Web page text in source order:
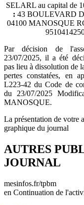
SELARL au capital de
: 43 BOULEVARD
04100 MANOSQUE
Par décision de
23/07/2025, il a été
pas lieu à dissolution de
pertes constatées, en
L223-42 du Code de
du 23/07/2025
MANOSQUE.
La présentation de votre
graphique du journal
AUTRES
JOURNAL
mesinfos.fr/tpbm
en Continuation de